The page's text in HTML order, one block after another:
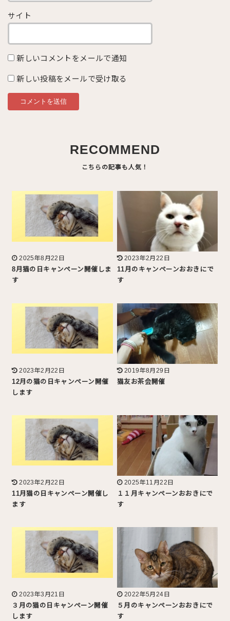
サイト
新しいコメントをメールで通知
新しい投稿をメールで受け取る
RECOMMEND
2025年8月22日
8月猫の日キャンペーン開催しま
す
2023年2月22日
11月のキャンペーンおおきにで
す
2023年2月22日
12月の猫の日キャンペーン開催
します
2019年8月29日
猫友お茶会開催
2023年2月22日
11月猫の日キャンペーン開催し
ます
2025年11月22日
１１月キャンペーンおおきにで
す
2023年3月21日
３月の猫の日キャンペーン開催
します
2022年5月24日
５月のキャンペーンおおきにで
す